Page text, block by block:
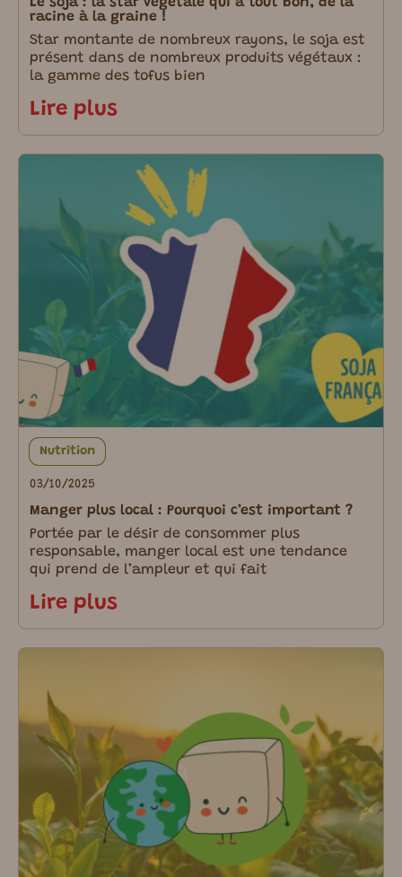
racine à la graine !
Star montante de nombreux rayons, le soja est
présent dans de nombreux produits végétaux :
la gamme des tofus bien
Lire plus
Nutrition
03/10/2025
Manger plus local : Pourquoi c’est important ?
Portée par le désir de consommer plus
responsable, manger local est une tendance
qui prend de l’ampleur et qui fait
Lire plus